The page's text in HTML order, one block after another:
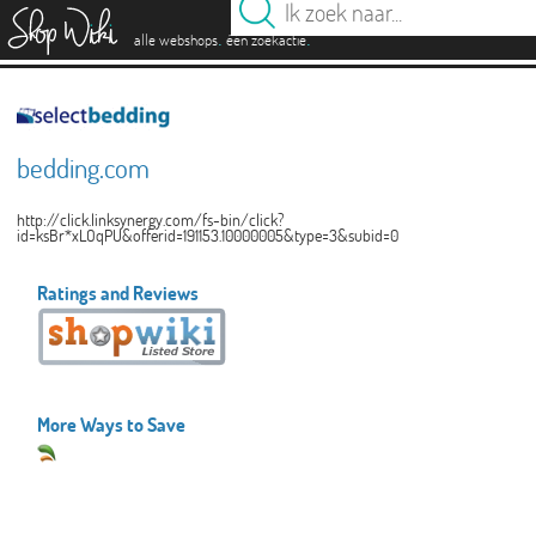
alle webshops. één zoekactie.
bedding.com
http://click.linksynergy.com/fs-bin/click?
id=ksBr*xLOqPU&offerid=191153.10000005&type=3&subid=0
Ratings and Reviews
More Ways to Save